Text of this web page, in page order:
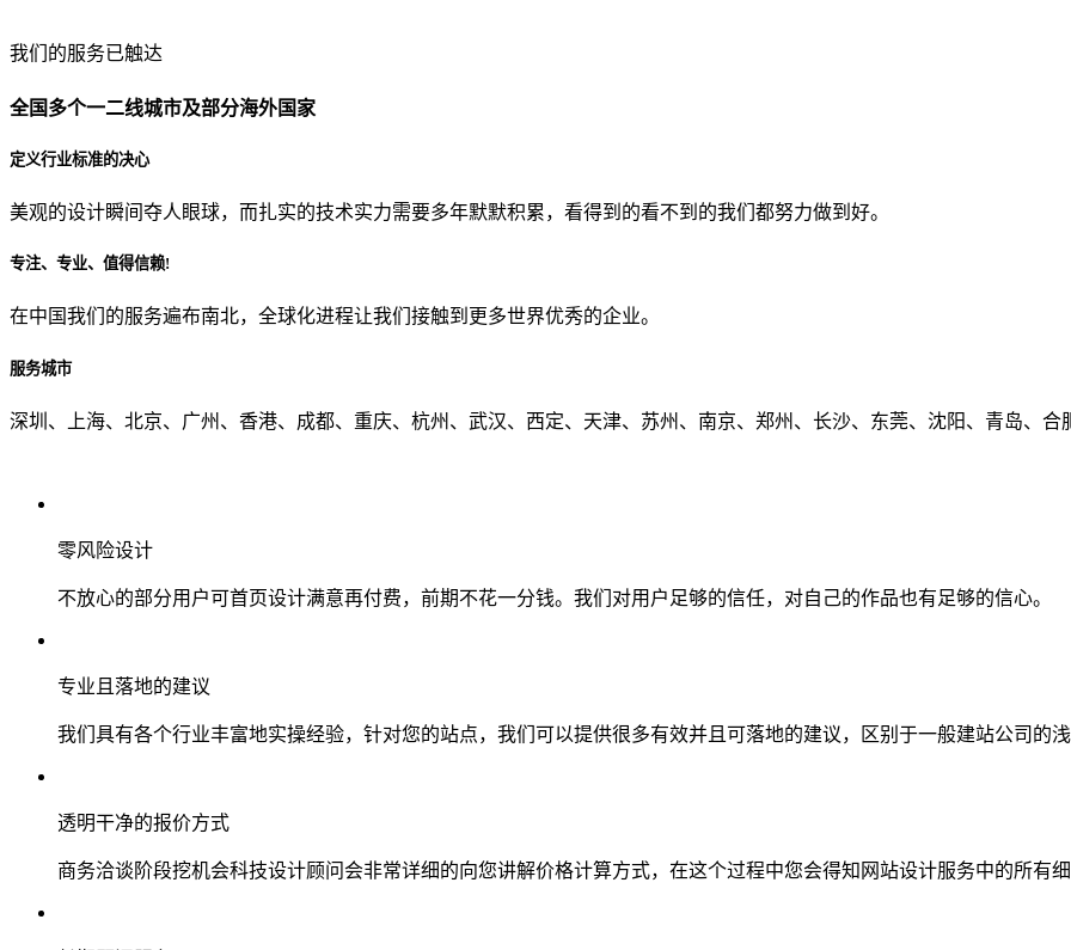
贵公司预算范围是？
贵公司的团队规模是？
从哪里了解到我们？
我们的服务已触达
全国多个一二线城市及部分海外国家
定义行业标准的决心
美观的设计瞬间夺人眼球，而扎实的技术实力需要多年默默积累，看得到的看不到的我们都努力做到好。
专注、专业、值得信赖!
在中国我们的服务遍布南北，全球化进程让我们接触到更多世界优秀的企业。
服务城市
深圳、上海、北京、广州、香港、成都、重庆、杭州、武汉、西定、天津、苏州、南京、郑州、长沙、东莞、沈阳、青岛、合
零风险设计
不放心的部分用户可首页设计满意再付费，前期不花一分钱。我们对用户足够的信任，对自己的作品也有足够的信心。
专业且落地的建议
我们具有各个行业丰富地实操经验，针对您的站点，我们可以提供很多有效并且可落地的建议，区别于一般建站公司的
透明干净的报价方式
商务洽谈阶段挖机会科技设计顾问会非常详细的向您讲解价格计算方式，在这个过程中您会得知网站设计服务中的所有